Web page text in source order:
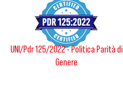
UNI/Pdr 125/2022 - Politica Parità di
Genere